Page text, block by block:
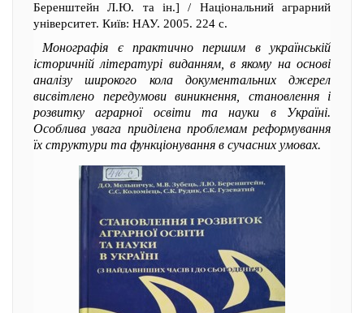
Беренштейн Л.Ю. та ін.] / Національний аграрний
університет. Київ: НАУ. 2005. 224 с.
Монографія є практично першим в українській
історичній літературі виданням, в якому на основі
аналізу широкого кола документальних джерел
висвітлено передумови виникнення, становлення і
розвитку аграрної освіти та науки в Україні.
Особлива увага приділена проблемам реформування
їх структури та функціонування в сучасних умовах.